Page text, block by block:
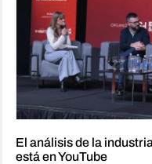
El análisis de la
está en YouTube